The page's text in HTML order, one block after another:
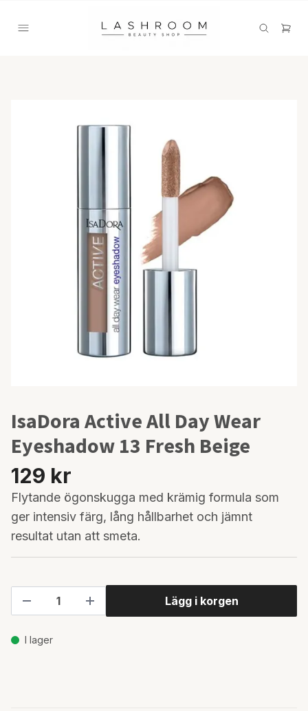
IsaDora Active All Day Wear
Eyeshadow 13 Fresh Beige
129 kr
Flytande ögonskugga med krämig formula som
ger intensiv färg, lång hållbarhet och jämnt
resultat utan att smeta.
Lägg i korgen
I lager